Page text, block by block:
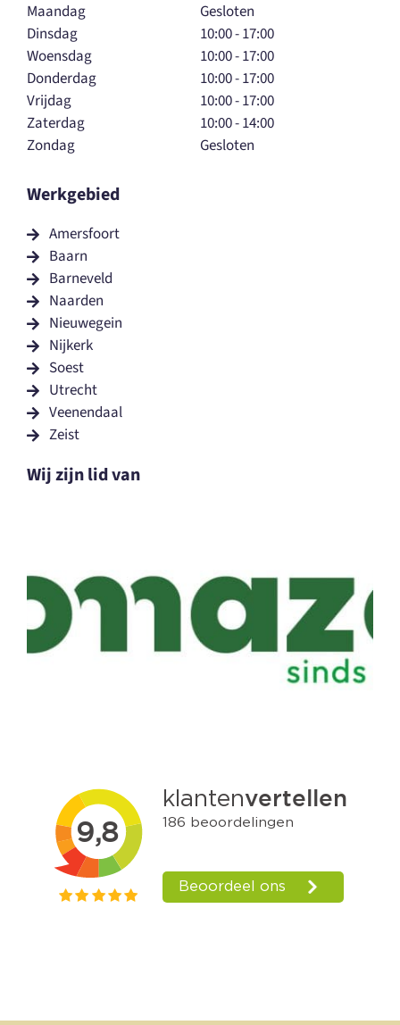
Maandag
Dinsdag
Woensdag
Donderdag
Vrijdag
Zaterdag
Zondag
Gesloten
10:00 - 17:00
10:00 - 17:00
10:00 - 17:00
10:00 - 17:00
10:00 - 14:00
Gesloten
Werkgebied
Amersfoort
Baarn
Barneveld
Naarden
Nieuwegein
Nijkerk
Soest
Utrecht
Veenendaal
Zeist
Wij zijn lid van